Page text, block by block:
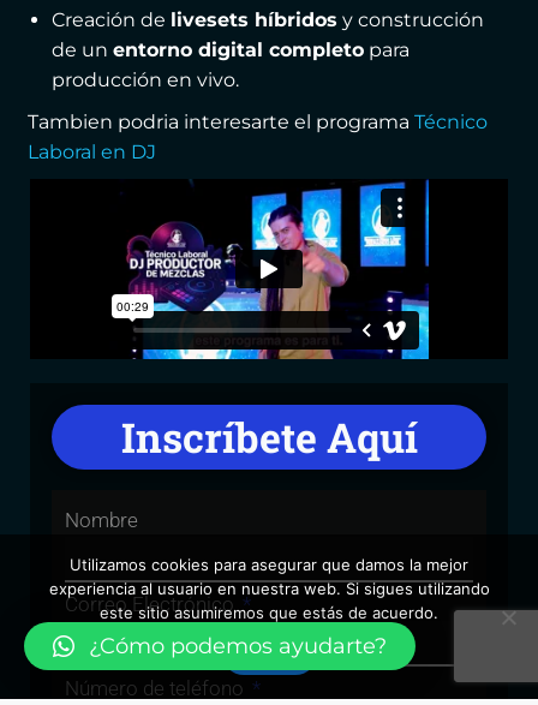
Creación de livesets híbridos y construcción
de un entorno digital completo para
producción en vivo.
Tambien podria interesarte el programa Técnico
Laboral en DJ
Inscríbete Aquí
Nombre
Correo Electrónico
Número de teléfono
¿Cómo podemos ayudarte?
Utilizamos cookies para asegurar que damos la mejor
experiencia al usuario en nuestra web. Si sigues utilizando
este sitio asumiremos que estás de acuerdo.
Vale